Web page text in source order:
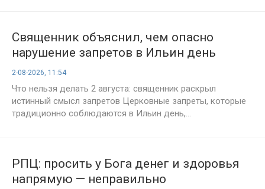
Священник объяснил, чем опасно
нарушение запретов в Ильин день
2-08-2026, 11:54
Что нельзя делать 2 августа: священник раскрыл
истинный смысл запретов Церковные запреты, которые
традиционно соблюдаются в Ильин день,...
РПЦ: просить у Бога денег и здоровья
напрямую — неправильно